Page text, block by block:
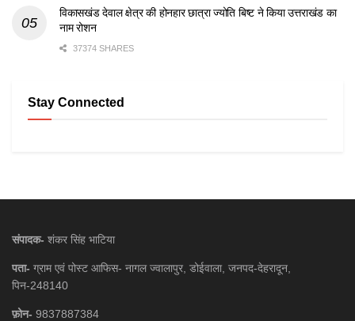
विकासखंड देवाल क्षेत्र की होनहार छात्रा ज्योति बिष्ट ने किया उत्तराखंड का
नाम रोशन
37374 SHARES
Stay Connected
संपादक- शंकर सिंह भाटिया
पता- ग्राम एवं पोस्ट आफिस- नागल ज्वालापुर, डोईवाला, जनपद-देहरादून,
पिन-248140
फ़ोन- 9837887384